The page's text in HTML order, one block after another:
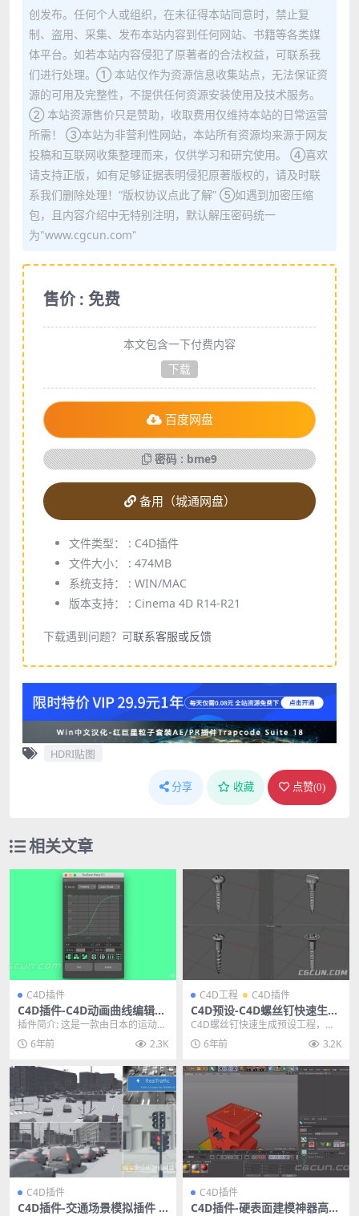
创发布。任何个人或组织，在未征得本站同意时，禁止复
制、盗用、采集、发布本站内容到任何网站、书籍等各类媒
体平台。如若本站内容侵犯了原著者的合法权益，可联系我
们进行处理。① 本站仅作为资源信息收集站点，无法保证资
源的可用及完整性，不提供任何资源安装使用及技术服务。
② 本站资源售价只是赞助，收取费用仅维持本站的日常运营
所需！ ③本站为非营利性网站，本站所有资源均来源于网友
投稿和互联网收集整理而来，仅供学习和研究使用。 ④喜欢
请支持正版，如有足够证据表明侵犯原著版权的，请及时联
系我们删除处理！“版权协议点此了解” ⑤如遇到加密压缩
包，且内容介绍中无特别注明，默认解压密码统一
为"www.cgcun.com"
售价 : 免费
本文包含一下付费内容
下载
百度网盘
密码 : bme9
备用（城通网盘）
文件类型： : C4D插件
文件大小： : 474MB
系统支持： : WIN/MAC
版本支持： : Cinema 4D R14-R21
下载遇到问题？可联系客服或反馈
HDRI贴图
分享 收藏 点赞(0)
相关文章
C4D插件
C4D插件-C4D动画曲线编辑辅
助插件 Cinema 4D Grafixer
Beta 0.1
插件简介: 这是一款由日本的运动图
形设计师伊藤贤吾出品的C4D动画
曲线编辑辅助插...
6年前 2.3K
C4D工程 C4D插件
C4D预设-C4D螺丝钉快速生成
预设工程免费下载
C4D螺丝钉快速生成预设工程，能
简单的把螺丝钉自动生成。无论形
状，大小、长度都能...
6年前 3.2K
C4D插件
C4D插件-交通场景模拟插件 R
C4D插件
C4D插件-硬表面建模神器高级